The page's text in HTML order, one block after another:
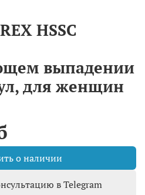
HSSC
выпадении
для женщин
о наличии
в Telegram